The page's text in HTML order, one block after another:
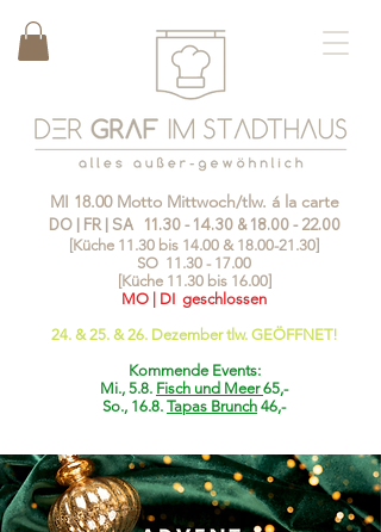
MI 18.00 Motto Mittwoch/tlw. á la carte
DO | FR | SA 11.30 - 14.30&18.00 - 22.00
[Küche 11.30 bis 14.00 & 18.00-21.30]
SO 11.30 - 17.00
[Küche 11.30 bis 16.00]
MO | DI geschlossen
24. & 25. & 26. Dezember tlw. GEÖFFNET!
Kommende Events:
Mi., 5.8. Fisch und Meer65,-
So., 16.8. Tapas Brunch 46,-